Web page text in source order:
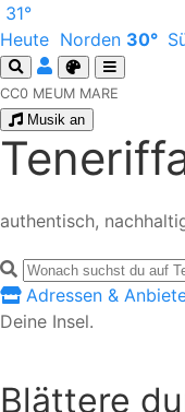
31°
Heute Norden 30°
CC0 MEUM MARE
Musik an
authentisch,
Teneriffa
Adressen &
Deine Insel.
Blättere